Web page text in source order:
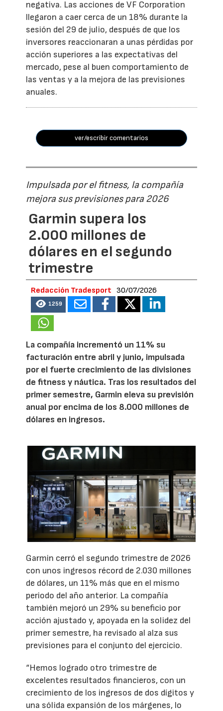
negativa. Las acciones de VF Corporation
llegaron a caer cerca de un 18% durante la
sesión del 29 de julio, después de que los
inversores reaccionaran a unas pérdidas por
acción superiores a las expectativas del
mercado, pese al buen comportamiento de
las ventas y a la mejora de las previsiones
anuales.
ver/escribir comentarios
Impulsada por el fitness, la compañía
mejora sus previsiones para 2026
Garmin supera los
2.000 millones de
dólares en el segundo
trimestre
Redacción Tradesport 30/07/2026
1259
La compañía incrementó un 11% su
facturación entre abril y junio, impulsada
por el fuerte crecimiento de las divisiones
de fitness y náutica. Tras los resultados del
primer semestre, Garmin eleva su previsión
anual por encima de los 8.000 millones de
dólares en ingresos.
Garmin cerró el segundo trimestre de 2026
con unos ingresos récord de 2.030 millones
de dólares, un 11% más que en el mismo
periodo del año anterior. La compañía
también mejoró un 29% su beneficio por
acción ajustado y, apoyada en la solidez del
primer semestre, ha revisado al alza sus
previsiones para el conjunto del ejercicio.
“Hemos logrado otro trimestre de
excelentes resultados financieros, con un
crecimiento de los ingresos de dos dígitos y
una sólida expansión de los márgenes, lo